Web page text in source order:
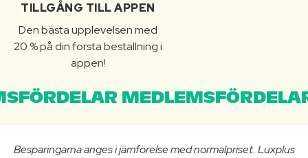
TILLGÅNG TILL APPEN
Den bästa upplevelsen med
20 % på din första beställning i
appen!
Besparingarna anges i jämförelse med normalpriset. Luxplus